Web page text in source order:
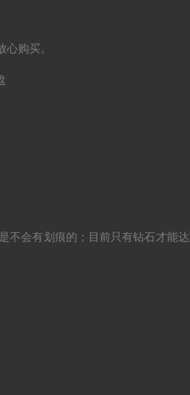
购买。
不会有划痕的；目前只有钻石才能